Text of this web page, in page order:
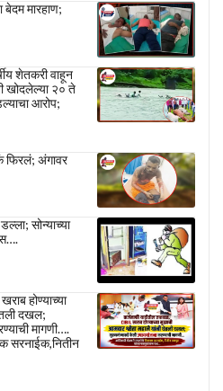
बेदम मारहाण;
शेतकरी वाहून
खोदलेल्या २० ते
आरोप;
फिरलं; अंगावर
सोन्याच्या
होण्याच्या
दखल;
मागणी….
सरनाईक,नितीन